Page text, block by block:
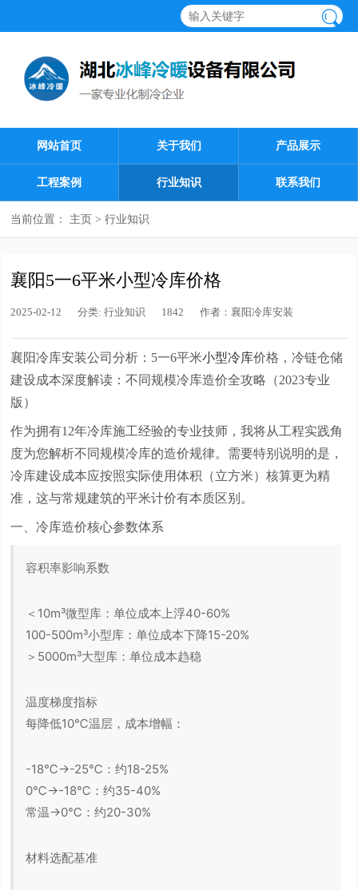
网站首页 关于我们 产品展示
工程案例 行业知识 联系我们
当前位置： 主页 > 行业知识
襄阳5一6平米小型冷库价格
2025-02-12 分类: 行业知识 1842 作者： 襄阳冷库安装
襄阳冷库安装公司分析：5一6平米小型冷库价格，冷链仓储
建设成本深度解读：不同规模冷库造价全攻略（2023专业
版）
作为拥有12年冷库施工经验的专业技师，我将从工程实践角
度为您解析不同规模冷库的造价规律。需要特别说明的是，
冷库建设成本应按照实际使用体积（立方米）核算更为精
准，这与常规建筑的平米计价有本质区别。
一、冷库造价核心参数体系
容积率影响系数
＜10m³微型库：单位成本上浮40-60%
100-500m³小型库：单位成本下降15-20%
＞5000m³大型库：单位成本趋稳
温度梯度指标
每降低10℃温层，成本增幅：
-18℃→-25℃：约18-25%
0℃→-18℃：约35-40%
常温→0℃：约20-30%
材料选配基准